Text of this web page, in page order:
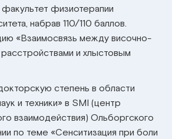
физиотерапии
набрав 110/110 баллов.
«Взаимосвязь между височно-
и хлыстовым
степень в области
и техники» в SMI (центр
взаимодействия) Ольборгского
по теме «Сенситизация при боли
манипуляции по